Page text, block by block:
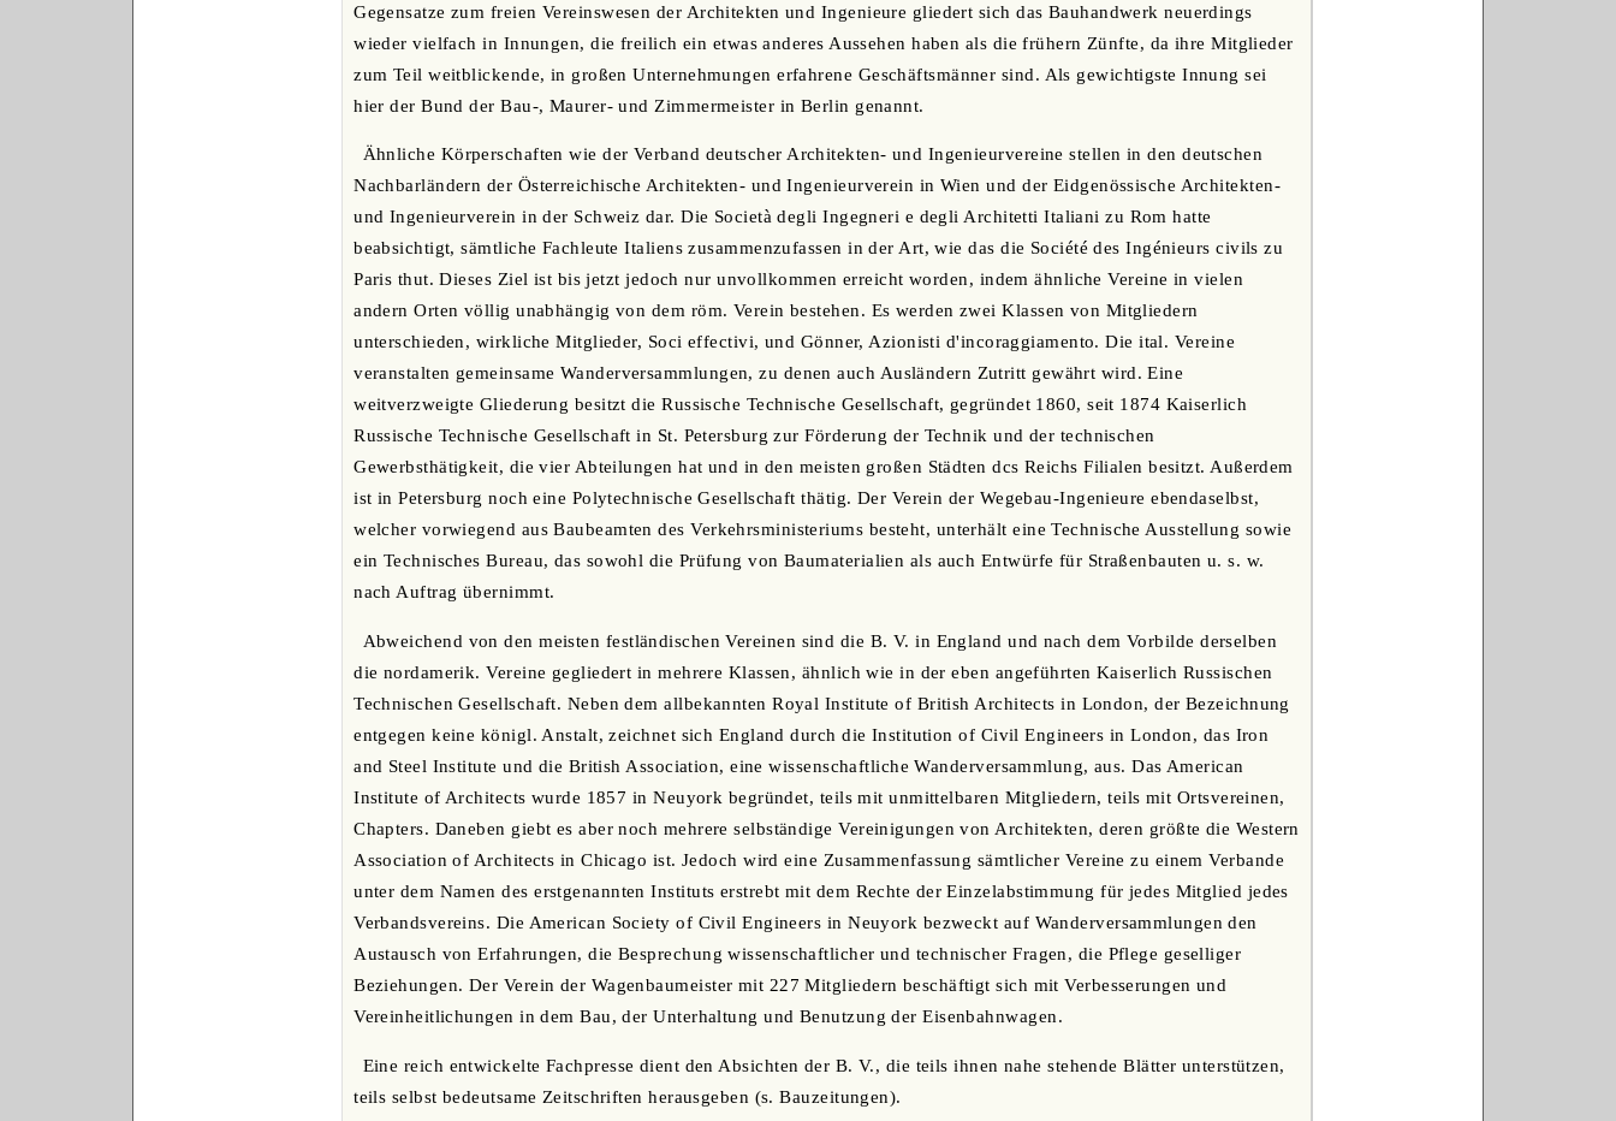
Gegensatze zum freien Vereinswesen der Architekten und Ingenieure gliedert sich das Bauhandwerk neuerdings
wieder vielfach in Innungen, die freilich ein etwas anderes Aussehen haben als die frühern Zünfte, da ihre Mitglieder
zum Teil weitblickende, in großen Unternehmungen erfahrene Geschäftsmänner sind. Als gewichtigste Innung sei
hier der Bund der Bau-, Maurer- und Zimmermeister in Berlin genannt.
Ähnliche Körperschaften wie der Verband deutscher Architekten- und Ingenieurvereine stellen in den deutschen
Nachbarländern der Österreichische Architekten- und Ingenieurverein in Wien und der Eidgenössische Architekten-
und Ingenieurverein in der Schweiz dar. Die Società degli Ingegneri e degli Architetti Italiani zu Rom hatte
beabsichtigt, sämtliche Fachleute Italiens zusammenzufassen in der Art, wie das die Société des Ingénieurs civils zu
Paris thut. Dieses Ziel ist bis jetzt jedoch nur unvollkommen erreicht worden, indem ähnliche Vereine in vielen
andern Orten völlig unabhängig von dem röm. Verein bestehen. Es werden zwei Klassen von Mitgliedern
unterschieden, wirkliche Mitglieder, Soci effectivi, und Gönner, Azionisti d'incoraggiamento. Die ital. Vereine
veranstalten gemeinsame Wanderversammlungen, zu denen auch Ausländern Zutritt gewährt wird. Eine
weitverzweigte Gliederung besitzt die Russische Technische Gesellschaft, gegründet 1860, seit 1874 Kaiserlich
Russische Technische Gesellschaft in St. Petersburg zur Förderung der Technik und der technischen
Gewerbsthätigkeit, die vier Abteilungen hat und in den meisten großen Städten dcs Reichs Filialen besitzt. Außerdem
ist in Petersburg noch eine Polytechnische Gesellschaft thätig. Der Verein der Wegebau-Ingenieure ebendaselbst,
welcher vorwiegend aus Baubeamten des Verkehrsministeriums besteht, unterhält eine Technische Ausstellung sowie
ein Technisches Bureau, das sowohl die Prüfung von Baumaterialien als auch Entwürfe für Straßenbauten u. s. w.
nach Auftrag übernimmt.
Abweichend von den meisten festländischen Vereinen sind die B. V. in England und nach dem Vorbilde derselben
die nordamerik. Vereine gegliedert in mehrere Klassen, ähnlich wie in der eben angeführten Kaiserlich Russischen
Technischen Gesellschaft. Neben dem allbekannten Royal Institute of British Architects in London, der Bezeichnung
entgegen keine königl. Anstalt, zeichnet sich England durch die Institution of Civil Engineers in London, das Iron
and Steel Institute und die British Association, eine wissenschaftliche Wanderversammlung, aus. Das American
Institute of Architects wurde 1857 in Neuyork begründet, teils mit unmittelbaren Mitgliedern, teils mit Ortsvereinen,
Chapters. Daneben giebt es aber noch mehrere selbständige Vereinigungen von Architekten, deren größte die Western
Association of Architects in Chicago ist. Jedoch wird eine Zusammenfassung sämtlicher Vereine zu einem Verbande
unter dem Namen des erstgenannten Instituts erstrebt mit dem Rechte der Einzelabstimmung für jedes Mitglied jedes
Verbandsvereins. Die American Society of Civil Engineers in Neuyork bezweckt auf Wanderversammlungen den
Austausch von Erfahrungen, die Besprechung wissenschaftlicher und technischer Fragen, die Pflege geselliger
Beziehungen. Der Verein der Wagenbaumeister mit 227 Mitgliedern beschäftigt sich mit Verbesserungen und
Vereinheitlichungen in dem Bau, der Unterhaltung und Benutzung der Eisenbahnwagen.
Eine reich entwickelte Fachpresse dient den Absichten der B. V., die teils ihnen nahe stehende Blätter unterstützen,
teils selbst bedeutsame Zeitschriften herausgeben (s. Bauzeitungen).